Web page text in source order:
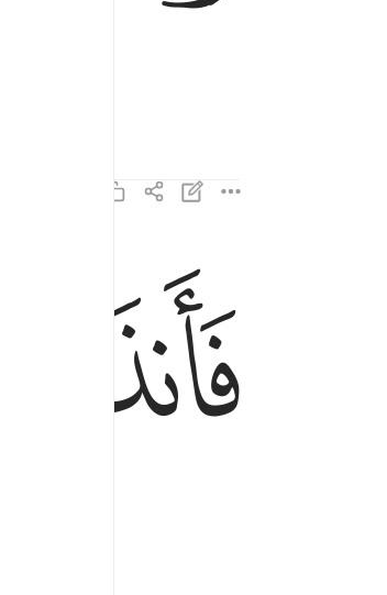
فانذرتكم نارا تلظى ١٤
فَأَنذَرْتُكُمْ نَارًۭا تَلَظَّىٰ ١٤
ﱔ